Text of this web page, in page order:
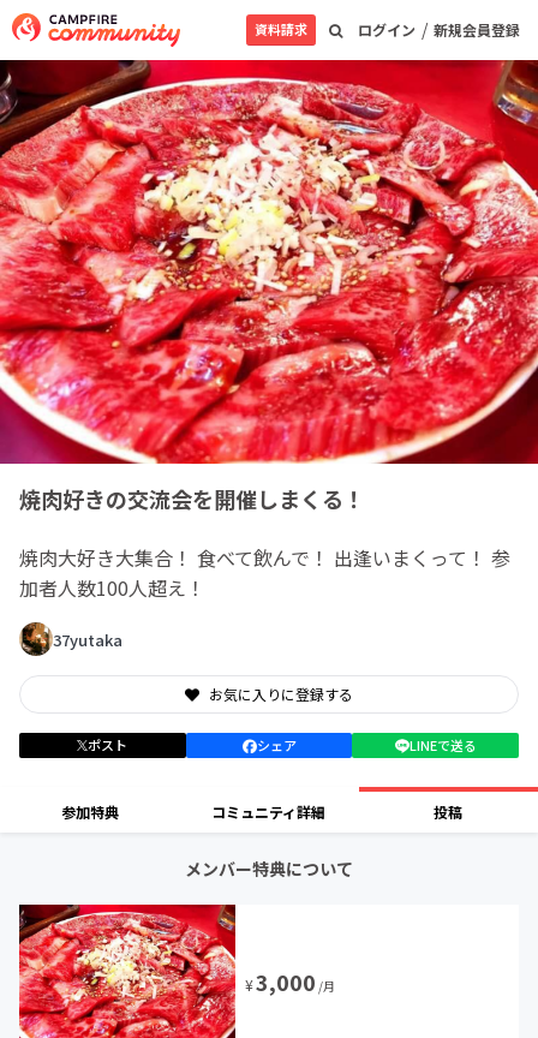
ログイン / 新規会員登録
資料請求
焼肉好きの交流会を開催しまくる！
焼肉大好き大集合！ 食べて飲んで！ 出逢いまくって！ 参
加者人数100人超え！
37yutaka
お気に入りに登録する
ポスト シェア LINEで送る
参加特典 コミュニティ詳細 投稿
メンバー特典について
¥3,000 /月